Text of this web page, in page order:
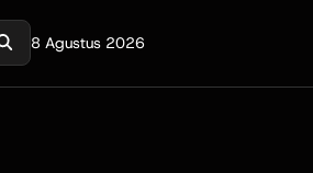
8 Agustus 2026